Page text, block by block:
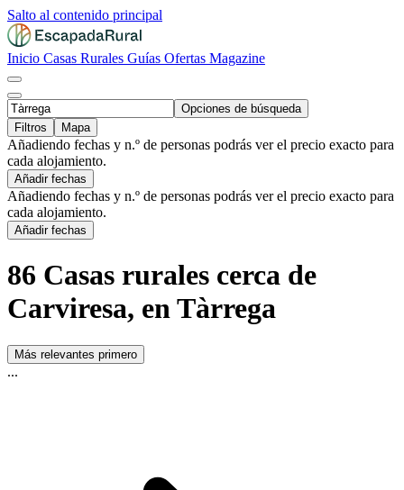
Salto al contenido principal
Inicio Casas Rurales Guías Ofertas Magazine
Opciones de búsqueda
Filtros
Mapa
Añadiendo fechas y n.º de personas podrás ver el precio exacto para
cada alojamiento.
Añadir fechas
Añadiendo fechas y n.º de personas podrás ver el precio exacto para
cada alojamiento.
Añadir fechas
86 Casas rurales cerca de
Carviresa, en Tàrrega
Más relevantes primero
...